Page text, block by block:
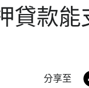
貸款
分享至